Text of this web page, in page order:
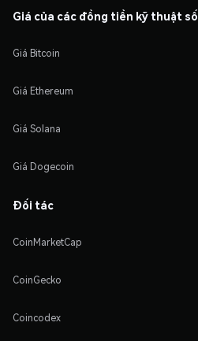
Giá của các đồng tiền kỹ thuật số
Giá Bitcoin
Giá Ethereum
Giá Solana
Giá Dogecoin
Đối tác
CoinMarketCap
CoinGecko
Coincodex